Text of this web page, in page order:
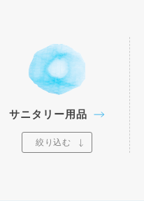
サニタリー用品
絞り込む